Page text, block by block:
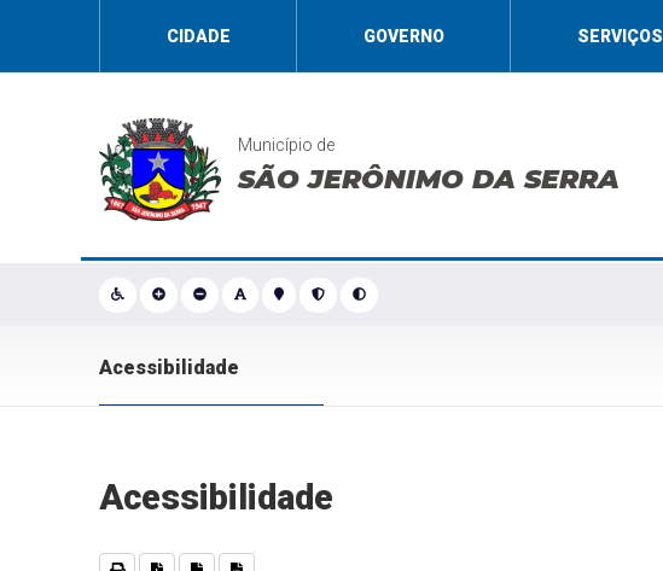
CIDADE GOVERNO SERVIÇOS
Município de
SÃO JERÔNIMO DA SERRA
Acessibilidade
Acessibilidade